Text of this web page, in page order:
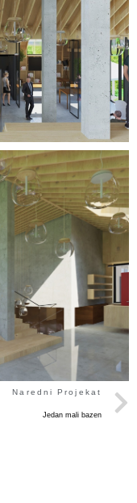
Naredni Projekat
Jedan mali bazen